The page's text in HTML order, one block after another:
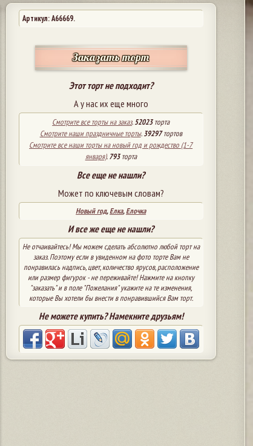
Артикул: A66669.
Заказать торт
Этот торт не подходит?
А у нас их еще много
Смотрите все торты на заказ.52023торта
Смотрите наши праздничные торты.39297тортов
Смотрите все наши торты на новый год и рождество (1-7
января).793торта
Все еще не нашли?
Может по ключевым словам?
Новый год,Елка,Елочка
И все же еще не нашли?
Не отчаивайтесь! Мы можем сделать абсолютно любой торт на
заказ. Поэтому если в увиденном на фото торте Вам не
понравилась надпись, цвет, количество ярусов, расположение
или размер фигурок - не переживайте! Нажмите на кнопку
"заказать" и в поле "Пожелания" укажите на те изменения,
которые Вы хотели бы внести в понравившийся Вам торт.
Не можете купить? Намекните друзьям!